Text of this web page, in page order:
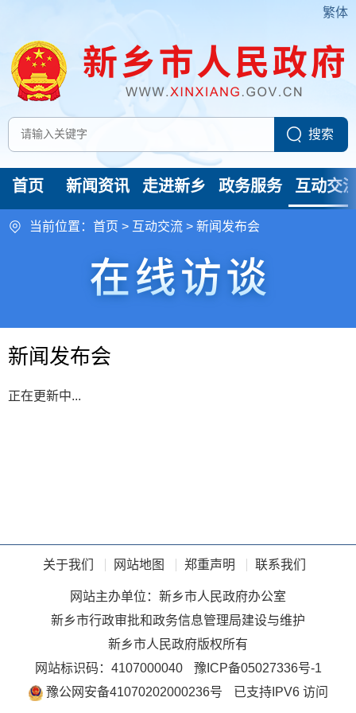
繁体
首页 新闻资讯 走进新乡 政务服务 互动交
当前位置： 首页 > 互动交流 > 新闻发布会
新闻发布会
正在更新中...
关于我们 网站地图 郑重声明 联系我们
网站主办单位：新乡市人民政府办公室
新乡市行政审批和政务信息管理局建设与维护
新乡市人民政府版权所有
网站标识码：4107000040
豫ICP备05027336号-1
豫公网安备41070202000236号
已支持IPV6 访问